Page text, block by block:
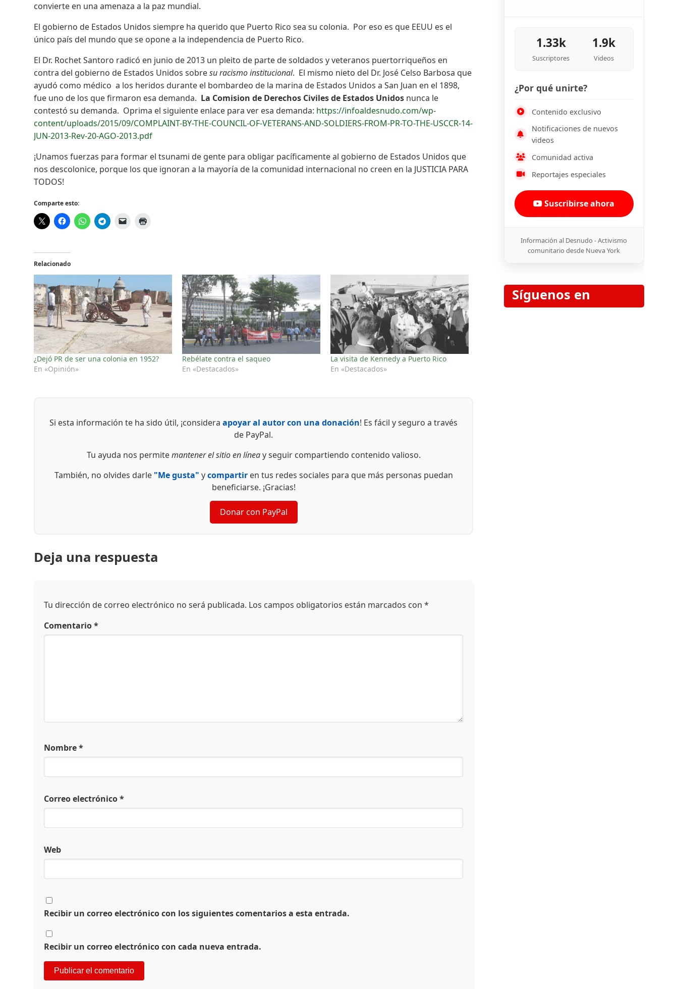
convierte en una amenaza a la paz mundial.
El gobierno de Estados Unidos siempre ha querido que Puerto Rico sea su colonia. Por eso es que EEUU es el
único país del mundo que se opone a la independencia de Puerto Rico.
El Dr. Rochet Santoro radicó en junio de 2013 un pleito de parte de soldados y veteranos puertorriqueños en
contra del gobierno de Estados Unidos sobresu racismo institucional. El mismo nieto del Dr. José Celso Barbosa que
ayudó como médico a los heridos durante el bombardeo de la marina de Estados Unidos a San Juan en el 1898,
fue uno de los que firmaron esa demanda. La Comision de Derechos Civiles de Estados Unidos nunca le
contestó su demanda. Oprima el siguiente enlace para ver esa demanda: https://infoaldesnudo.com/wp-
content/uploads/2015/09/COMPLAINT-BY-THE-COUNCIL-OF-VETERANS-AND-SOLDIERS-FROM-PR-TO-THE-USCCR-14-
JUN-2013-Rev-20-AGO-2013.pdf
¡Unamos fuerzas para formar el tsunami de gente para obligar pacíficamente al gobierno de Estados Unidos que
nos descolonice, porque los que ignoran a la mayoría de la comunidad internacional no creen en la JUSTICIA PARA
TODOS!
Comparte esto:
Relacionado
¿Dejó PR de ser una colonia en 1952?
En «Opinión»
Rebélate contra el saqueo
En «Destacados»
La visita de Kennedy a Puerto Rico
En «Destacados»
Si esta información te ha sido útil, ¡consideraapoyar al autor con una donación! Es fácil y seguro a través
de PayPal.
Tu ayuda nos permitemantener el sitio en líneay seguir compartiendo contenido valioso.
También, no olvides darle "Me gusta" ycompartiren tus redes sociales para que más personas puedan
beneficiarse. ¡Gracias!
Donar con PayPal
Deja una respuesta
Tu dirección de correo electrónico no será publicada. Los campos obligatorios están marcados con*
Comentario*
Nombre*
Correo electrónico*
Web
Recibir un correo electrónico con los siguientes comentarios a esta entrada.
Recibir un correo electrónico con cada nueva entrada.
1.33k
Suscriptores
1.9k
Videos
¿Por qué unirte?
Contenido exclusivo
Notificaciones de nuevos
videos
Comunidad activa
Reportajes especiales
Suscribirse ahora
Información al Desnudo - Activismo
comunitario desde Nueva York
Síguenos en